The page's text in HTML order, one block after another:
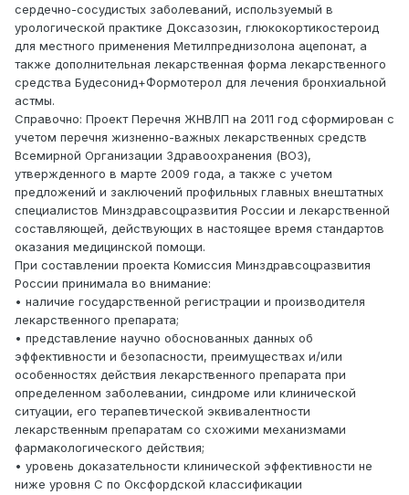
сердечно-сосудистых заболеваний, используемый в
урологической практике Доксазозин, глюкокортикостероид
для местного применения Метилпреднизолона ацепонат, а
также дополнительная лекарственная форма лекарственного
средства Будесонид+Формотерол для лечения бронхиальной
астмы.
Справочно: Проект Перечня ЖНВЛП на 2011 год сформирован с
учетом перечня жизненно-важных лекарственных средств
Всемирной Организации Здравоохранения (ВОЗ),
утвержденного в марте 2009 года, а также с учетом
предложений и заключений профильных главных внештатных
специалистов Минздравсоцразвития России и лекарственной
составляющей, действующих в настоящее время стандартов
оказания медицинской помощи.
При составлении проекта Комиссия Минздравсоцразвития
России принимала во внимание:
• наличие государственной регистрации и производителя
лекарственного препарата;
• представление научно обоснованных данных об
эффективности и безопасности, преимуществах и/или
особенностях действия лекарственного препарата при
определенном заболевании, синдроме или клинической
ситуации, его терапевтической эквивалентности
лекарственным препаратам со схожими механизмами
фармакологического действия;
• уровень доказательности клинической эффективности не
ниже уровня С по Оксфордской классификации